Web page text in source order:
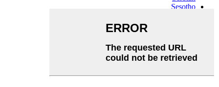
Sesotho
Samoan
Scots Gaelic
Sindhi